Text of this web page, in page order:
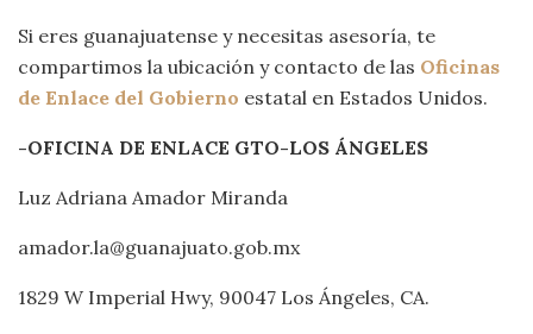
Si eres guanajuatense y necesitas asesoría, te
compartimos la ubicación y contacto de las Oficinas
de Enlace del Gobierno estatal en Estados Unidos.
-OFICINA DE ENLACE GTO-LOS ÁNGELES
Luz Adriana Amador Miranda
amador.la@guanajuato.gob.mx
1829 W Imperial Hwy, 90047 Los Ángeles, CA.